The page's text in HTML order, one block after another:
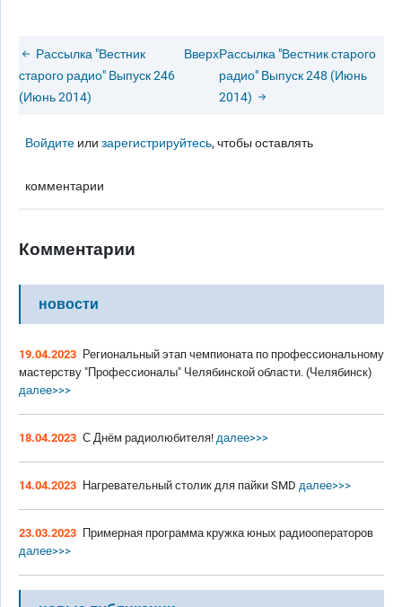
Рассылка "Вестник
старого радио" Выпуск 246
(Июнь 2014)
ВверхРассылка "Вестник старого
радио" Выпуск 248 (Июнь
2014)
Войдите илизарегистрируйтесь, чтобы оставлять
комментарии
Комментарии
новости
19.04.2023 Региональный этап чемпионата по профессиональному
мастерству "Профессионалы" Челябинской области. (Челябинск)
далее>>>
18.04.2023 С Днём радиолюбителя! далее>>>
14.04.2023 Нагревательный столик для пайки SMD далее>>>
23.03.2023 Примерная программа кружка юных радиооператоров
далее>>>